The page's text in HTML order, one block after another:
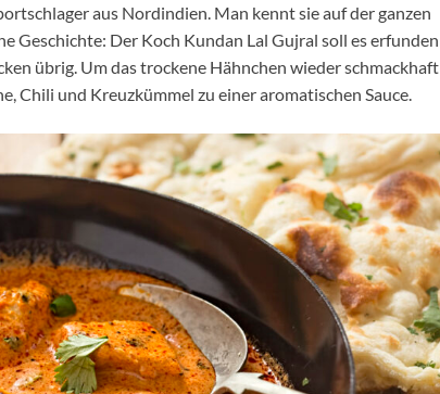
aus Nordindien. Man kennt sie auf der ganzen
Geschichte: Der Koch Kundan Lal Gujral soll es erfunden
übrig. Um das trockene Hähnchen wieder schmackhaft
Chili und Kreuzkümmel zu einer aromatischen Sauce.